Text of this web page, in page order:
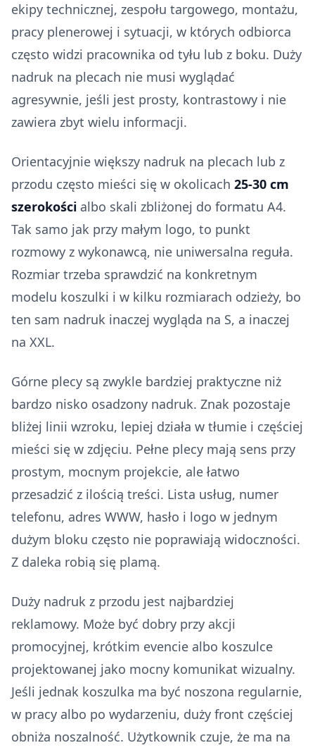
ekipy technicznej, zespołu targowego, montażu,
pracy plenerowej i sytuacji, w których odbiorca
często widzi pracownika od tyłu lub z boku. Duży
nadruk na plecach nie musi wyglądać
agresywnie, jeśli jest prosty, kontrastowy i nie
zawiera zbyt wielu informacji.
Orientacyjnie większy nadruk na plecach lub z
przodu często mieści się w okolicach 25-30 cm
szerokości albo skali zbliżonej do formatu A4.
Tak samo jak przy małym logo, to punkt
rozmowy z wykonawcą, nie uniwersalna reguła.
Rozmiar trzeba sprawdzić na konkretnym
modelu koszulki i w kilku rozmiarach odzieży, bo
ten sam nadruk inaczej wygląda na S, a inaczej
na XXL.
Górne plecy są zwykle bardziej praktyczne niż
bardzo nisko osadzony nadruk. Znak pozostaje
bliżej linii wzroku, lepiej działa w tłumie i częściej
mieści się w zdjęciu. Pełne plecy mają sens przy
prostym, mocnym projekcie, ale łatwo
przesadzić z ilością treści. Lista usług, numer
telefonu, adres WWW, hasło i logo w jednym
dużym bloku często nie poprawiają widoczności.
Z daleka robią się plamą.
Duży nadruk z przodu jest najbardziej
reklamowy. Może być dobry przy akcji
promocyjnej, krótkim evencie albo koszulce
projektowanej jako mocny komunikat wizualny.
Jeśli jednak koszulka ma być noszona regularnie,
w pracy albo po wydarzeniu, duży front częściej
obniża noszalność. Użytkownik czuje, że ma na